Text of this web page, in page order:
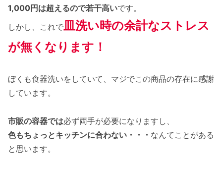
1,000円は超えるので若干高いです。
しかし、これで皿洗い時の余計なストレス
が無くなります！
ぼくも食器洗いをしていて、マジでこの商品の存在に感謝
しています。
市販の容器では必ず両手が必要になりますし、
色もちょっとキッチンに合わない・・・ なんてことがある
と思います。